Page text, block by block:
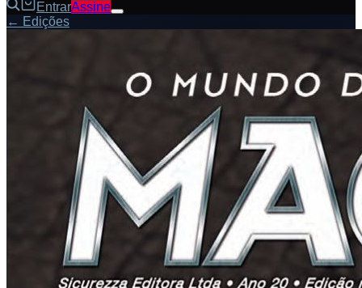
EntrarAssine
← Edições